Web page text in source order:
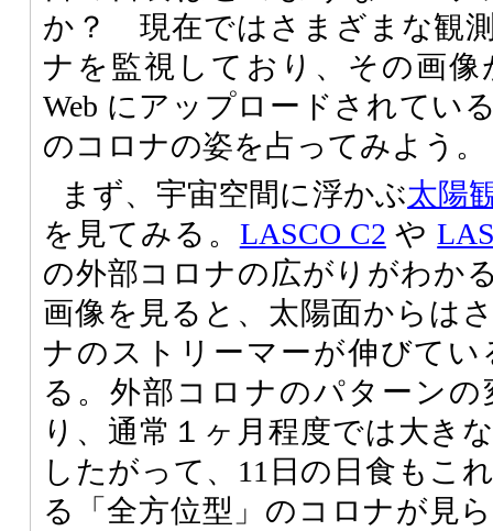
か？ 現在ではさまざまな観
ナを監視しており、その画
Web にアップロードされてい
のコロナの姿を占ってみよう。
まず、宇宙空間に浮かぶ太陽
を見てみる。 LASCO C2 や
の外部コロナの広がりがわか
画像を見ると、太陽面からは
ナのストリーマーが伸びて
る。外部コロナのパターン
り、通常１ヶ月程度では大き
したがって、11日の日食もこ
る「全方位型」のコロナが見